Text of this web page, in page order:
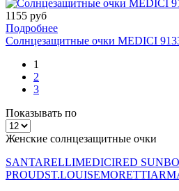
1155 руб
Подробнее
Солнцезащитные очки MEDICI
1
2
3
Показывать по
Женские солнцезащитные очки
SANTARELLIMEDICIRED SUN
PROUDST.LOUISEMORETTI